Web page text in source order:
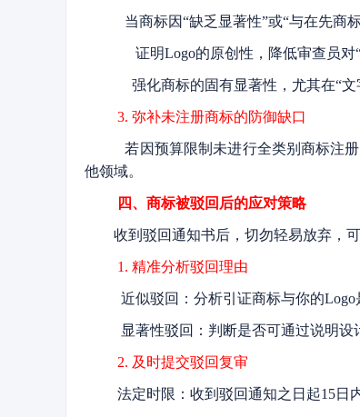
当商标因“缺乏显著性”或“与在先商
证明Logo的原创性，降低审查员对
强化商标的固有显著性，尤其在“文
3. 弥补未注册商标的防御缺口
若因预算限制未进行全类别商标注
他领域。
四、商标被驳回后的应对策略
收到驳回通知书后，切勿轻易放弃，
1. 精准分析驳回理由
近似驳回：分析引证商标与你的
显著性驳回：判断是否可通过说明
2. 及时提交驳回复审
法定时限：收到驳回通知之日起15日